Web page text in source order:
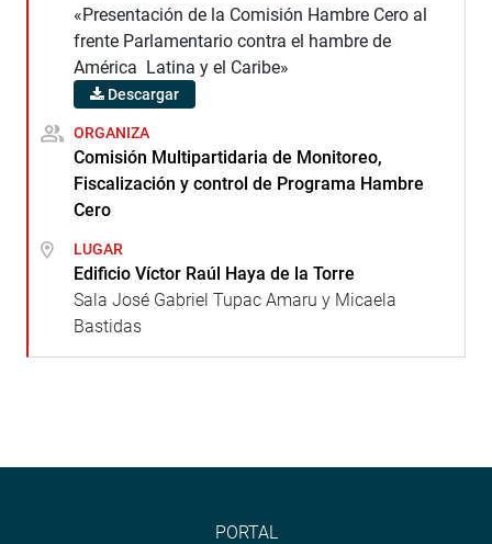
«Presentación de la Comisión Hambre Cero al
frente Parlamentario contra el hambre de
América Latina y el Caribe»
Descargar
ORGANIZA
Comisión Multipartidaria de Monitoreo,
Fiscalización y control de Programa Hambre
Cero
LUGAR
Edificio Víctor Raúl Haya de la Torre
Sala José Gabriel Tupac Amaru y Micaela
Bastidas
PORTAL